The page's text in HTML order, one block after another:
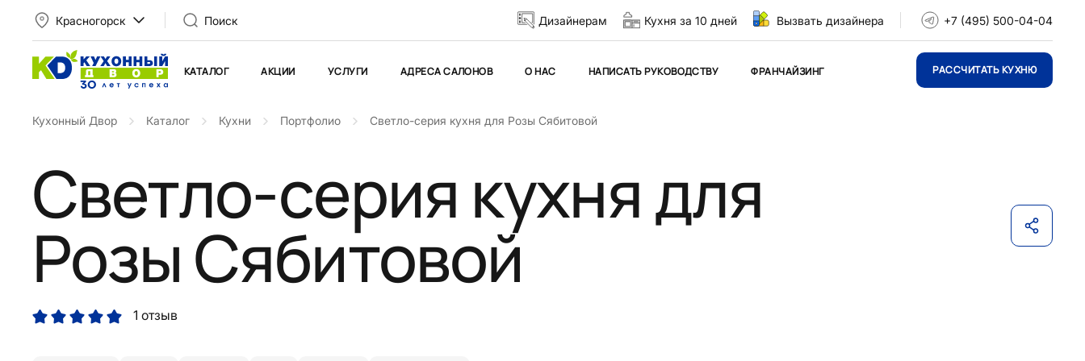
Красногорск Поиск Дизайнерам Кухня за 10 дней Вызвать дизайнера +7 (495) 500-04-04
КАТАЛОГ АКЦИИ УСЛУГИ АДРЕСА САЛОНОВ О НАС НАПИСАТЬ РУКОВОДСТВУ ФРАНЧАЙЗИНГ РАССЧИТАТЬ КУХНЮ
Кухонный Двор Каталог Кухни Портфолио Светло-серия кухня для Розы Сябитовой
Светло-серия кухня для
Розы Сябитовой
1 отзыв